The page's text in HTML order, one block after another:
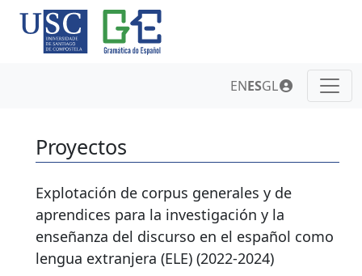
ENESGL
Proyectos
Explotación de corpus generales y de
aprendices para la investigación y la
enseñanza del discurso en el español como
lengua extranjera (ELE) (2022-2024)